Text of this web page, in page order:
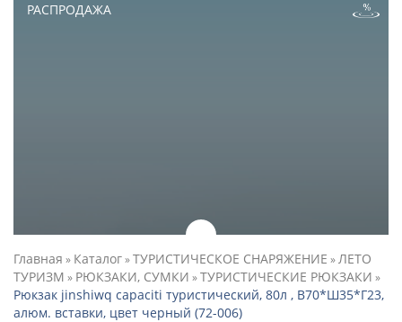
РАСПРОДАЖА
Главная » Каталог»ТУРИСТИЧЕСКОЕ СНАРЯЖЕНИЕ »ЛЕТО
ТУРИЗМ » РЮКЗАКИ, СУМКИ »ТУРИСТИЧЕСКИЕ РЮКЗАКИ »
Рюкзак jinshiwq capaciti туристический, 80л , В70*Ш35*Г23,
алюм. вставки, цвет черный (72-006)